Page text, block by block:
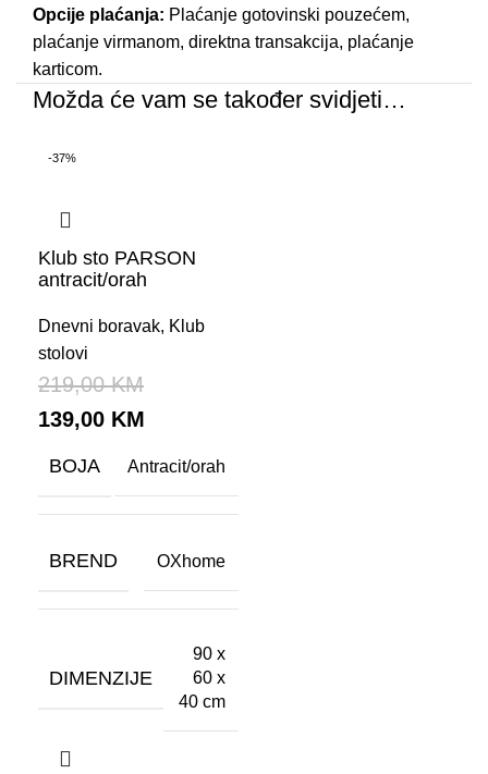
Opcije plaćanja: Plaćanje gotovinski pouzećem,
plaćanje virmanom, direktna transakcija, plaćanje
karticom.
Možda će vam se također svidjeti…
-37%
Klub sto PARSON
antracit/orah
Dnevni boravak, Klub
stolovi
219,00KM
139,00 KM
BOJA Antracit/orah
BREND OXhome
DIMENZIJE
90 x
60 x
40 cm